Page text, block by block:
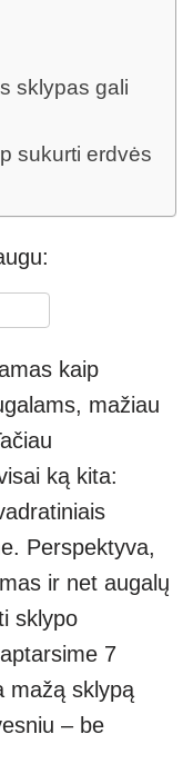
sklypas gali
sukurti erdvės
kaip
mažiau
ką kita:
Perspektyva,
ir net augalų
sklypo
7
mažą sklypą
– be